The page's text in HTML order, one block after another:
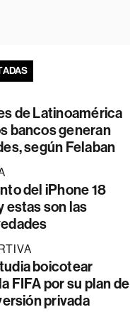
de Latinoamérica
bancos generan
según Felaban
del iPhone 18
estas son las
boicotear
FIFA por su plan de
privada